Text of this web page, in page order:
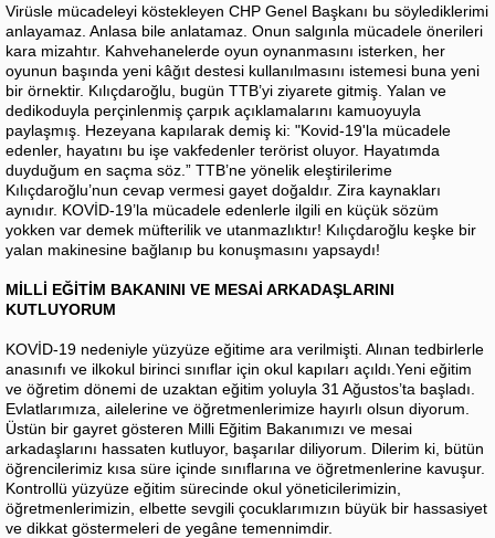
Virüsle mücadeleyi köstekleyen CHP Genel Başkanı bu söylediklerimi
anlayamaz. Anlasa bile anlatamaz. Onun salgınla mücadele önerileri
kara mizahtır. Kahvehanelerde oyun oynanmasını isterken, her
oyunun başında yeni kâğıt destesi kullanılmasını istemesi buna yeni
bir örnektir. Kılıçdaroğlu, bugün TTB’yi ziyarete gitmiş. Yalan ve
dedikoduyla perçinlenmiş çarpık açıklamalarını kamuoyuyla
paylaşmış. Hezeyana kapılarak demiş ki: "Kovid-19'la mücadele
edenler, hayatını bu işe vakfedenler terörist oluyor. Hayatımda
duyduğum en saçma söz.” TTB’ne yönelik eleştirilerime
Kılıçdaroğlu’nun cevap vermesi gayet doğaldır. Zira kaynakları
aynıdır. KOVİD-19’la mücadele edenlerle ilgili en küçük sözüm
yokken var demek müfterilik ve utanmazlıktır! Kılıçdaroğlu keşke bir
yalan makinesine bağlanıp bu konuşmasını yapsaydı!
MİLLİ EĞİTİM BAKANINI VE MESAİ ARKADAŞLARINI
KUTLUYORUM
KOVİD-19 nedeniyle yüzyüze eğitime ara verilmişti. Alınan tedbirlerle
anasınıfı ve ilkokul birinci sınıflar için okul kapıları açıldı.Yeni eğitim
ve öğretim dönemi de uzaktan eğitim yoluyla 31 Ağustos’ta başladı.
Evlatlarımıza, ailelerine ve öğretmenlerimize hayırlı olsun diyorum.
Üstün bir gayret gösteren Milli Eğitim Bakanımızı ve mesai
arkadaşlarını hassaten kutluyor, başarılar diliyorum. Dilerim ki, bütün
öğrencilerimiz kısa süre içinde sınıflarına ve öğretmenlerine kavuşur.
Kontrollü yüzyüze eğitim sürecinde okul yöneticilerimizin,
öğretmenlerimizin, elbette sevgili çocuklarımızın büyük bir hassasiyet
ve dikkat göstermeleri de yegâne temennimdir.